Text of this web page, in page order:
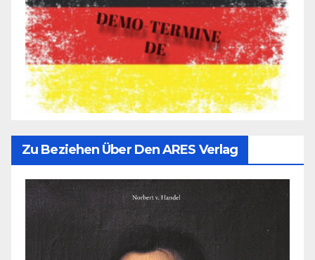
Zu Beziehen Über Den ARES Verlag